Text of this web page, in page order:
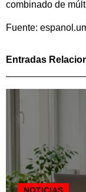
combinado de
Fuente:
Entradas